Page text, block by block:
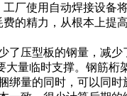
厂使用自动焊接设
的精力，从根本上提
压型板的钢量，减
量临时支撑。钢筋桁
量的同时，可以同